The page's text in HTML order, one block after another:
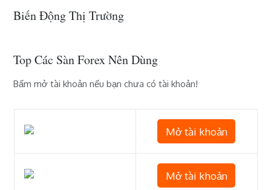
hội
như
nào
Biến Động Thị Trường
Top Các Sàn Forex Nên Dùng
Bấm mở tài khoản nếu bạn chưa có tài khoản!
Mở tài khoản
Mở tài khoản